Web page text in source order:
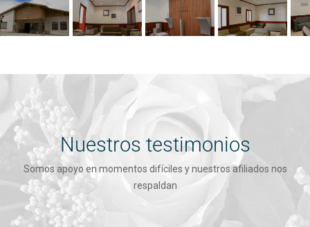
Nuestros testimonios
Somos apoyo en momentos difíciles y nuestros afiliados nos
respaldan